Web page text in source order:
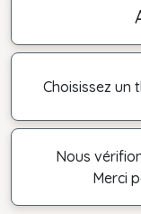
Choisissez un
Nous
Merci